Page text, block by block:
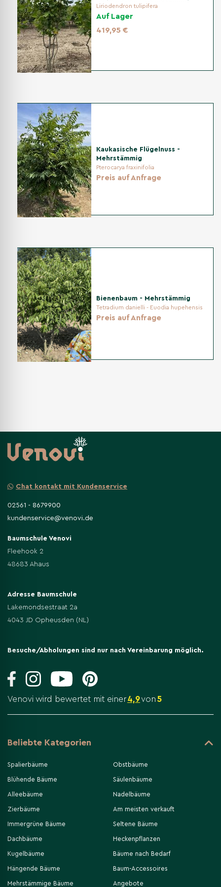
Bodenvorbereitung
Boden tiefgründig lockern; reifen Kompost einarbeiten. In
schweren Böden ggf. Drainage mit Sand/Kies verbessern;
eine Mulchschicht hält Feuchte und schützt das
Pflanzabstand
Halten Sie einen Mindestabstand von 3 bis 5 Metern zu
anderen Pflanzen oder Gebäuden ein, damit sich die
mehrstämmige Krone (Breite ca. 2–4 m) optimal entfalten
kann.
Bewässerung
In der Anwachsphase gleichmäßig feucht halten. Später
fehlendem Abfluss vermeiden.
Schnitt
Erlen sind gut schnittverträglich. Leichten Form- und
Pflegeschnitt frostfrei im Spätwinter/Frühjahr durchführen;
reibende oder nach innen wachsende Triebe entfernen,
natürliche Form bewahren.
Krankheiten & Schädlinge
In der Regel robust; gelegentlich Blattläuse oder
entfernen) beugen Problemen vor.
Liriodendron tulipifera
Auf Lager
419,95 €
Kaukasische Flügelnuss -
Mehrstämmig
Pterocarya fraxinifolia
Preis auf Anfrage
Bienenbaum - Mehrstämmig
Tetradium danielli - Euodia hupehensis
Preis auf Anfrage
Chat kontakt mit Kundenservice
02561 - 8679900
kundenservice@venovi.de
Baumschule Venovi
Fleehook 2
48683 Ahaus
Adresse Baumschule
Lakemondsestraat 2a
4043 JD Opheusden (NL)
Besuche/Abholungen sind nur nach Vereinbarung möglich.
Venovi wird bewertet mit einer4,9von 5
Beliebte Kategorien
Spalierbäume
Blühende Bäume
Alleebäume
Zierbäume
Immergrüne Bäume
Dachbäume
Kugelbäume
Hängende Bäume
Mehrstämmige Bäume
Obstbäume
Säulenbäume
Nadelbäume
Am meisten verkauft
Seltene Bäume
Heckenpflanzen
Bäume nach Bedarf
Baum-Accessoires
Angebote